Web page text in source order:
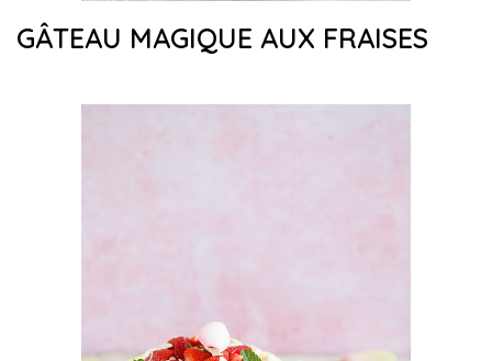
GÂTEAU MAGIQUE AUX FRAISES